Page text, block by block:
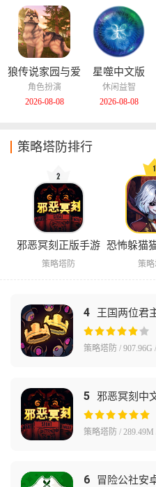
狼传说家园与爱
心中文版
角色扮演
2026-08-08
星噬中文版
休闲益智
2026-08-08
策略塔防排行
邪恶冥刻正版手游
策略塔防 策
4 王国两位君
策略塔防 / 907.96G
5 邪恶冥刻中
策略塔防 / 289.49M
6 冒险公社安